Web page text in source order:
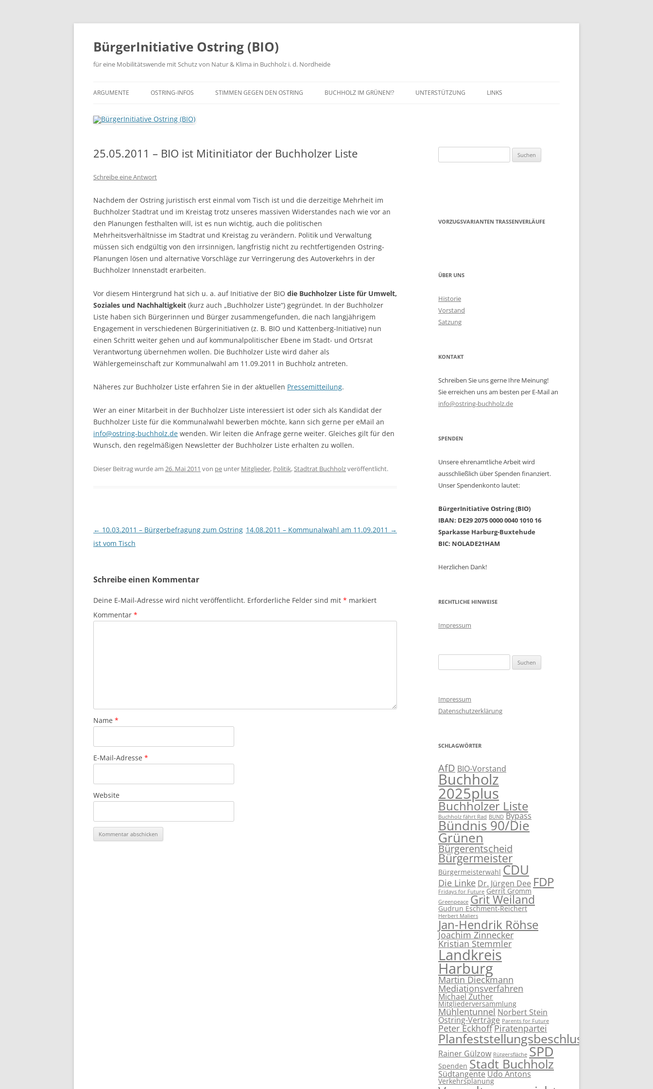
Zum
springen
BürgerInitiative Ostring (BIO)
für eine Mobilitätswende mit Schutz von Natur & Klima in Buchholz i. d. Nordheide
ARGUMENTE OSTRING-INFOS
OSTRING-PRESSE
STIMMEN GEGEN DEN OSTRING BUCHHOLZ IM GRÜNEN!? UNTERSTÜTZUNG LINKS
25.05.2011 – BIO ist Mitinitiator der Buchholzer Liste
Schreibe eine Antwort
Nachdem der Ostring juristisch erst einmal vom Tisch ist und die derzeitige Mehrheit im
Buchholzer Stadtrat und im Kreistag trotz unseres massiven Widerstandes nach wie vor an
den Planungen festhalten will, ist es nun wichtig, auch die politischen
Mehrheitsverhältnisse im Stadtrat und Kreistag zu verändern. Politik und Verwaltung
müssen sich endgültig von den irrsinnigen, langfristig nicht zu rechtfertigenden Ostring-
Planungen lösen und alternative Vorschläge zur Verringerung des Autoverkehrs in der
Buchholzer Innenstadt erarbeiten.
Vor diesem Hintergrund hat sich u. a. auf Initiative der BIO die Buchholzer Liste für Umwelt,
Soziales und Nachhaltigkeit (kurz auch „Buchholzer Liste“) gegründet. In der Buchholzer
Liste haben sich Bürgerinnen und Bürger zusammengefunden, die nach langjährigem
Engagement in verschiedenen Bürgerinitiativen (z. B. BIO und Kattenberg-Initiative) nun
einen Schritt weiter gehen und auf kommunalpolitischer Ebene im Stadt- und Ortsrat
Verantwortung übernehmen wollen. Die Buchholzer Liste wird daher als
Wählergemeinschaft zur Kommunalwahl am 11.09.2011 in Buchholz antreten.
Näheres zur Buchholzer Liste erfahren Sie in der aktuellen Pressemitteilung.
Wer an einer Mitarbeit in der Buchholzer Liste interessiert ist oder sich als Kandidat der
Buchholzer Liste für die Kommunalwahl bewerben möchte, kann sich gerne per eMail an
info@ostring-buchholz.de wenden. Wir leiten die Anfrage gerne weiter. Gleiches gilt für den
Wunsch, den regelmäßigen Newsletter der Buchholzer Liste erhalten zu wollen.
Dieser Beitrag wurde am 26. Mai 2011 von pe unter Mitglieder, Politik,Stadtrat Buchholzveröffentlicht.
Beitragsnavigation
← 10.03.2011 – Bürgerbefragung zum Ostring
ist vom Tisch
14.08.2011 – Kommunalwahl am 11.09.2011 →
Schreibe einen Kommentar
Deine E-Mail-Adresse wird nicht veröffentlicht. Erforderliche Felder sind mit * markiert
Kommentar *
Name *
E-Mail-Adresse *
Website
nach:
VORZUGSVARIANTEN TRASSENVERLÄUFE
ÜBER UNS
Historie
Vorstand
Satzung
KONTAKT
Schreiben Sie uns gerne Ihre Meinung!
Sie erreichen uns am besten per E-Mail an
info@ostring-buchholz.de
SPENDEN
Unsere ehrenamtliche Arbeit wird
ausschließlich über Spenden finanziert.
Unser Spendenkonto lautet:
BürgerInitiative Ostring (BIO)
IBAN: DE29 2075 0000 0040 1010 16
Sparkasse Harburg-Buxtehude
BIC: NOLADE21HAM
Herzlichen Dank!
RECHTLICHE HINWEISE
Impressum
nach:
Impressum
Datenschutzerklärung
SCHLAGWÖRTER
AfD BIO-Vorstand
Buchholz
2025plus
Buchholzer Liste
Buchholz fährt Rad BUND Bypass
Bündnis 90/Die
Grünen
Bürgerentscheid
Bürgermeister
Bürgermeisterwahl CDU
Die Linke Dr. Jürgen Dee FDP
Fridays for Future Gerrit Gromm
Greenpeace Grit Weiland
Gudrun Eschment-Reichert
Herbert Maliers
Jan-Hendrik Röhse
Joachim Zinnecker
Kristian Stemmler
Landkreis
Harburg
Martin Dieckmann
Mediationsverfahren
Michael Zuther
Mitgliederversammlung
Mühlentunnel Norbert Stein
Ostring-Verträge Parents for Future
Peter EckhoffPiratenpartei
Planfeststellungsbeschluss
Rainer Gülzow Rütgersfläche SPD
Spenden Stadt Buchholz
SüdtangenteUdo Antons
Verkehrsplanung